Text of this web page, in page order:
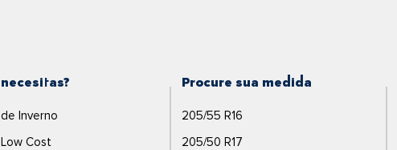
necesitas?
Inverno
Cost
Procure sua medida
205/55 R16
205/50 R17